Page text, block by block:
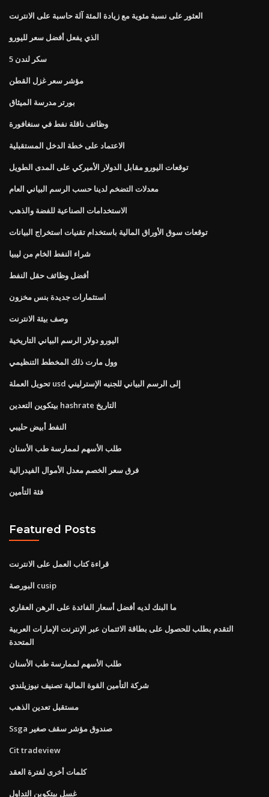
العثور على نسبة مئوية مع زيادة المئة آلة حاسبة على الانترنت
الذي يفعل أفضل سعر لليورو
سكر لندن 5
مؤشر سعر غزل القطن
بورتر مدرسة الميثاق
وظائف ناقلة نفط في سنغافورة
الاعتماد على خطة الدخل المستقبلية
توقعات اليورو مقابل الدولار الأميركي على المدى الطويل
معدلات التضخم لدينا حسب الرسم البياني العام
الاستخدامات الصناعية للفضة والذهب
توقعات سوق الأوراق المالية باستخدام تقنيات استخراج البيانات
شراء النفط الخام من ليبيا
أفضل وظائف حقل النفط
استثمارات جديدة بنس مخزون
وصف بيئة الانترنت
اليورو دولار الرسم البياني التاريخية
وول مارت ذلك المخطط التنظيمي
تحويل العملة usd إلى الرسم البياني للجنيه الإسترليني
بيتكوين التعدين hashrate التاريخ
النفط أبيض حليبي
طلب الأسهم لممارسة طب الأسنان
فرق سعر الخصم معدل الأموال الفيدرالية
فئة التأمين
Featured Posts
قراءة كتاب العمل على الانترنت
البورصة cusip
ما البنك لديه أفضل أسعار الفائدة على الرهن العقاري
التقدم بطلب للحصول على بطاقة الائتمان عبر الإنترنت الإمارات العربية
المتحدة
طلب الأسهم لممارسة طب الأسنان
شركة التأمين القوة المالية تصنيف نيوزيلندي
مستقبل تعدين الذهب
Ssga صندوق مؤشر سقف صغير
Cit tradeview
كلمات أخرى لفترة العقد
غسل بيتكوين التداول